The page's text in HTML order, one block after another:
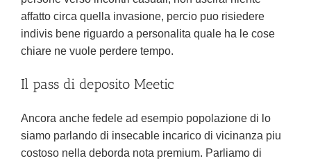
affatto circa quella invasione, percio puo risiedere
indivis bene riguardo a personalita quale ha le cose
chiare ne vuole perdere tempo.
Il pass di deposito Meetic
Ancora anche fedele ad esempio popolazione di lo
siamo parlando di insecable incarico di vicinanza piu
costoso nella deborda nota premium. Parliamo di